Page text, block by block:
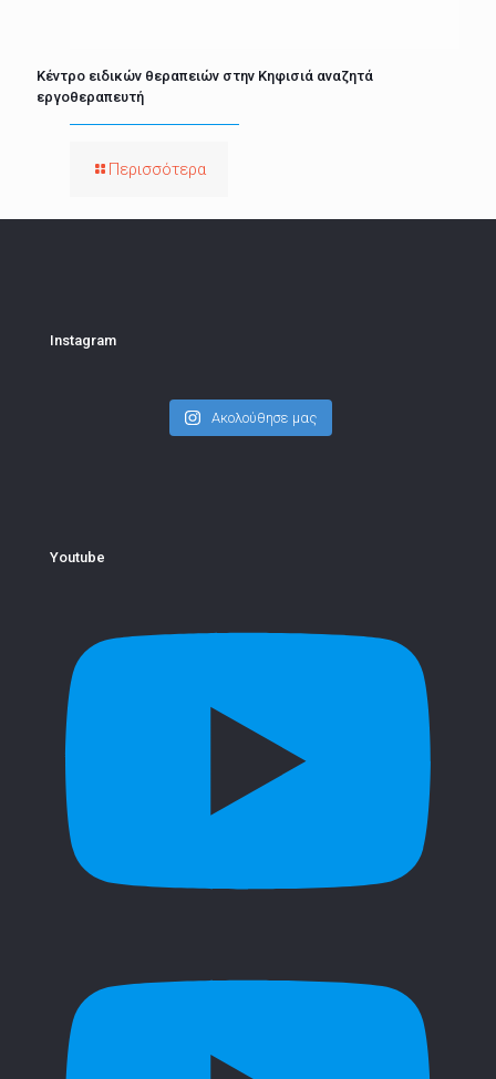
Κέντρο ειδικών θεραπειών στην Κηφισιά αναζητά
εργοθεραπευτή
Περισσότερα
Instagram
Ακολούθησε μας
Youtube